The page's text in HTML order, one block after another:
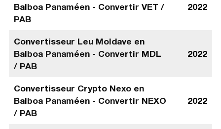
Balboa Panaméen - Convertir VET /
PAB
2022
Convertisseur Leu Moldave en
Balboa Panaméen - Convertir MDL
/ PAB
2022
Convertisseur Crypto Nexo en
Balboa Panaméen - Convertir NEXO
/ PAB
2022